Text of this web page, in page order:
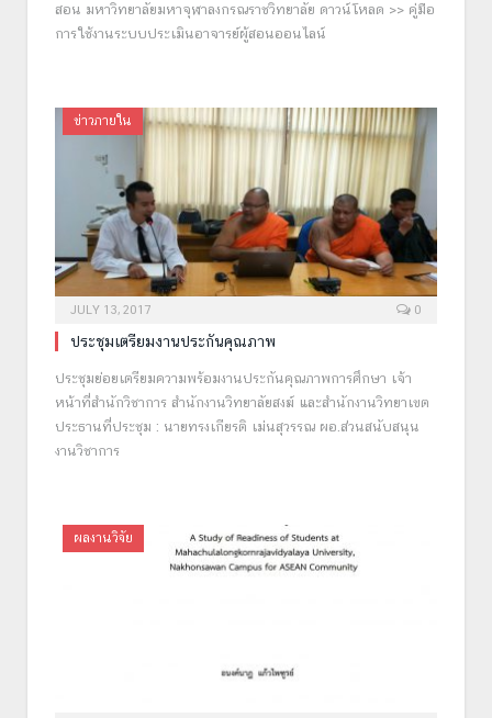
สอน มหาวิทยาลัยมหาจุฬาลงกรณราชวิทยาลัย ดาวน์โหลด >> คู่มือ
การใช้งานระบบประเมินอาจารย์ผู้สอนออนไลน์
ข่าวภายใน
JULY 13, 2017 0
ประชุมเตรียมงานประกันคุณภาพ
ประชุมย่อยเตรียมความพร้อมงานประกันคุณภาพการศึกษา เจ้า
หน้าที่สำนักวิชาการ สำนักงานวิทยาลัยสงฆ์ และสำนักงานวิทยาเขต
ประธานที่ประชุม : นายทรงเกียรติ เม่นสุวรรณ ผอ.ส่วนสนับสนุน
งานวิชาการ
ผลงานวิจัย